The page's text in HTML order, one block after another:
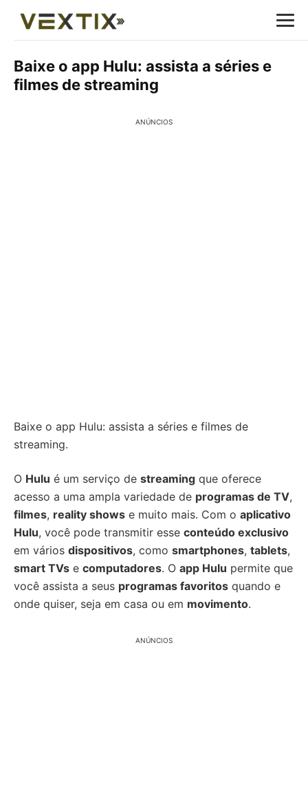
Baixe o app Hulu: assista a séries e
filmes de streaming
ANÚNCIOS
Baixe o app Hulu: assista a séries e filmes de
streaming.
O Hulu é um serviço de streaming que oferece
acesso a uma ampla variedade de programas de TV,
filmes, reality shows e muito mais. Com o aplicativo
Hulu, você pode transmitir esse conteúdo exclusivo
em vários dispositivos, como smartphones, tablets,
smart TVs e computadores. O app Hulu permite que
você assista a seus programas favoritos quando e
onde quiser, seja em casa ou em movimento.
ANÚNCIOS